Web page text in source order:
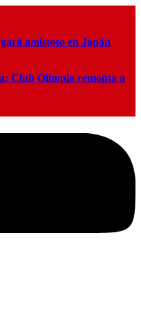
amistoso en Japón
Club Olimpia remonta a